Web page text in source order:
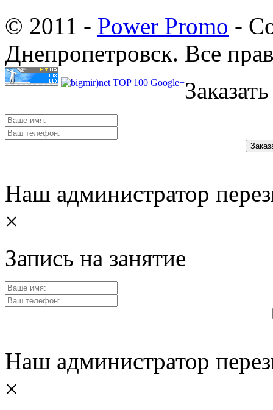
© 2011 - Power Promo -
Днепропетровск. Все
Google+
Наш администратор
×
Запись на занятие
Наш администратор
×